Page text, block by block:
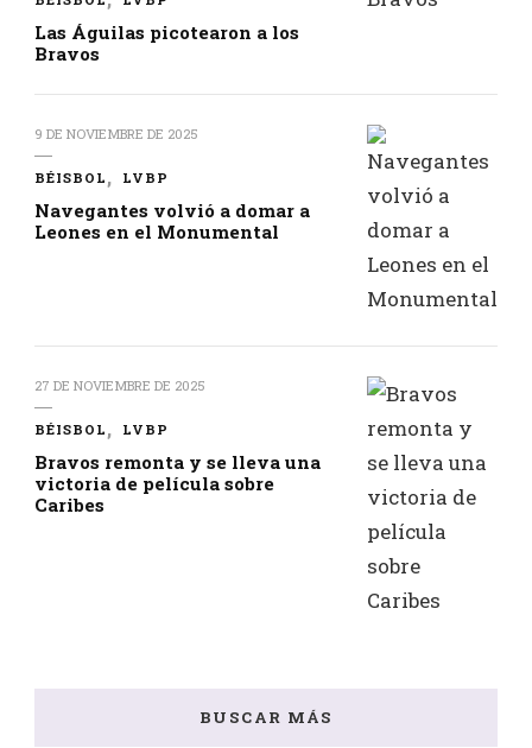
Las Águilas picotearon a los
Bravos
9 DE NOVIEMBRE DE 2025
BÉISBOL LVBP
Navegantes volvió a domar a
Leones en el Monumental
27 DE NOVIEMBRE DE 2025
BÉISBOL LVBP
Bravos remonta y se lleva una
victoria de película sobre
Caribes
BUSCAR MÁS